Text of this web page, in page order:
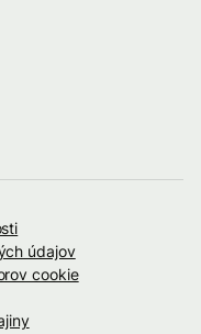
údajov
cookie